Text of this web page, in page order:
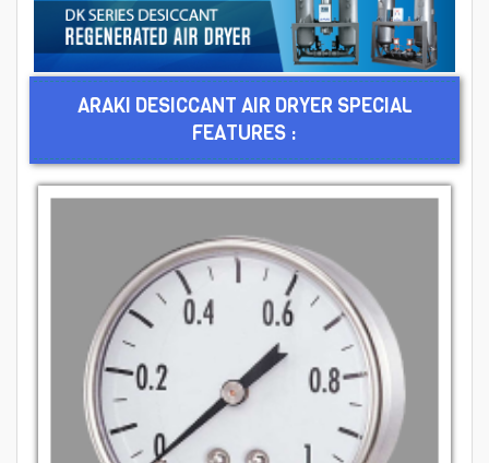
ARAKI DESICCANT AIR DRYER SPECIAL
FEATURES :